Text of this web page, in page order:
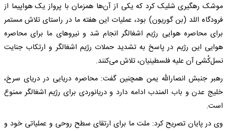
موشک رهگیری شلیک کرد که یکی از آن‌ها همزمان با پرواز یک هواپیما از
فرودگاه اللد (بن گوریون) بود، عملیات این هفته ما در راستای تلاش مستمر
برای محاصره هوایی رژیم اشغالگر انجام شد و نیروهای ما برای محاصره
هوایی این رژیم در پاسخ به تشدید حملات رژیم اشغالگر و ارتکاب جنایت
نسل‌کُشی آن علیه فلسطینیان، تلاش می‌کنند.
رهبر جنبش انصارالله یمن همچنین گفت: محاصره دریایی در دریای سرخ،
خلیج عدن و باب المندب ادامه دارد و دریانوردی برای رژیم اشغالگر ممنوع
است.
وی در پایان تصریح کرد: ملت ما برای ارتقای سطح روحی و عملیاتی خود و